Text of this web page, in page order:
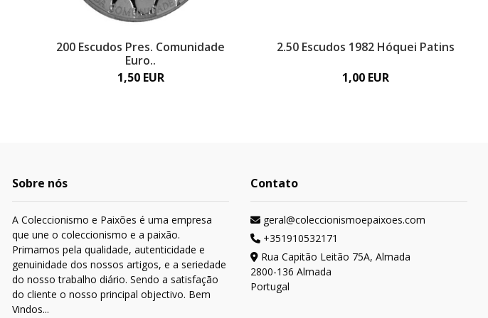
200 Escudos Pres. Comunidade
Euro..
1,50 EUR
2.50 Escudos 1982 Hóquei Patins
1,00 EUR
Sobre nós
A Coleccionismo e Paixões é uma empresa
que une o coleccionismo e a paixão.
Primamos pela qualidade, autenticidade e
genuinidade dos nossos artigos, e a seriedade
do nosso trabalho diário. Sendo a satisfação
do cliente o nosso principal objectivo. Bem
Vindos...
Contato
geral@coleccionismoepaixoes.com
+351910532171
Rua Capitão Leitão 75A, Almada
2800-136 Almada
Portugal